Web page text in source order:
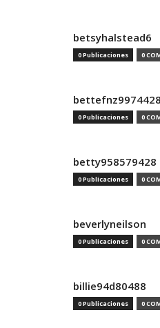
betsyhalstead6
0 Publicaciones 0
bettefnz9974428
0 Publicaciones 0
betty958579428
0 Publicaciones 0
beverlyneilson
0 Publicaciones 0
billie94d80488
0 Publicaciones 0